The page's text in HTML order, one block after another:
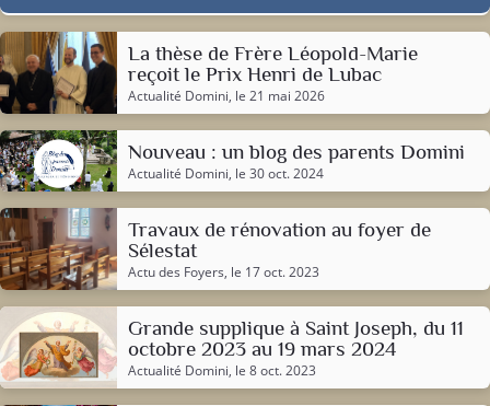
La thèse de Frère Léopold-Marie
reçoit le Prix Henri de Lubac
Actualité Domini, le 21 mai 2026
Nouveau : un blog des parents Domini
Actualité Domini, le 30 oct. 2024
Travaux de rénovation au foyer de
Sélestat
Actu des Foyers, le 17 oct. 2023
Grande supplique à Saint Joseph, du 11
octobre 2023 au 19 mars 2024
Actualité Domini, le 8 oct. 2023